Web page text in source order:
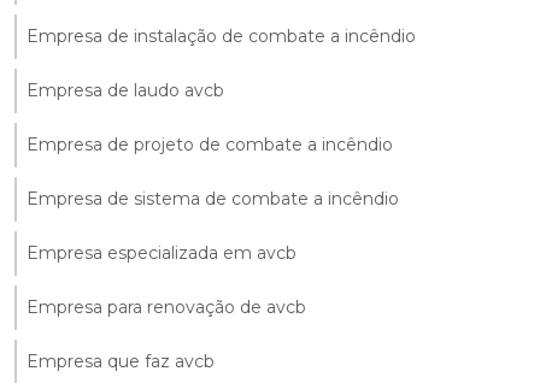
Empresa de instalação de combate a incêndio
Empresa de laudo avcb
Empresa de projeto de combate a incêndio
Empresa de sistema de combate a incêndio
Empresa especializada em avcb
Empresa para renovação de avcb
Empresa que faz avcb